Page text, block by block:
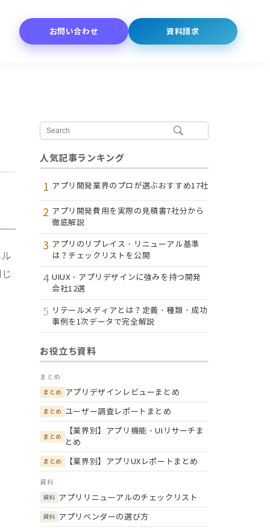
お問い合わせ 資料請求
人気記事ランキング
1 アプリ開発業界のプロが選ぶおすすめ17社
2 アプリ開発費用を実際の見積書7社分から
徹底解説
3 アプリのリプレイス・リニューアル基準
は？チェックリストを公開
4 UIUX・アプリデザインに強みを持つ開発
会社12選
5 リテールメディアとは？定義・種類・成功
事例を1次データで完全解説
お役立ち資料
まとめ
まとめ アプリデザインレビューまとめ
まとめ ユーザー調査レポートまとめ
まとめ
【業界別】アプリ機能・UIリサーチま
とめ
まとめ 【業界別】アプリUXレポートまとめ
資料
資料 アプリリニューアルのチェックリスト
資料 アプリベンダーの選び方